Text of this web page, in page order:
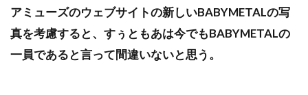
アミューズのウェブサイトの新しいBABYMETALの写
真を考慮すると、すぅともあは今でもBABYMETALの
一員であると言って間違いないと思う。